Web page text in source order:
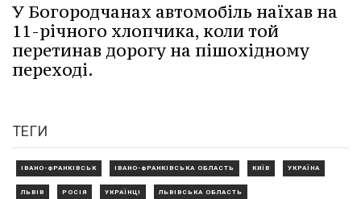
У Богородчанах автомобіль наїхав на
11-річного хлопчика, коли той
перетинав дорогу на пішохідному
переході.
ТЕГИ
ІВАНО-ФРАНКІВСЬК ІВАНО-ФРАНКІВСЬКА ОБЛАСТЬ КИЇВ УКРАЇНА
ЛЬВІВ РОСІЯ УКРАЇНЦІ ЛЬВІВСЬКА ОБЛАСТЬ